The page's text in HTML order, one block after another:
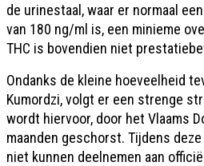
de urinestaal, waar er normaal
van 180 ng/ml is, een minieme
THC is bovendien niet
Ondanks de kleine hoeveelheid
Kumordzi, volgt er een strenge
wordt hiervoor, door het Vlaams
maanden geschorst. Tijdens
niet kunnen deelnemen aan